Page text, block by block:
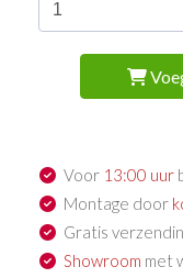
Voor 13:00 uur
Montage door
Gratis
Showroom met